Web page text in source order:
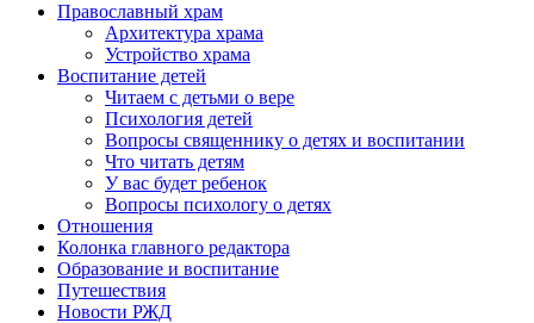
Православный храм
Архитектура храма
Устройство храма
Воспитание детей
Читаем с детьми о вере
Психология детей
Вопросы священнику о детях и воспитании
Что читать детям
У вас будет ребенок
Вопросы психологу о детях
Отношения
Колонка главного редактора
Образование и воспитание
Путешествия
Новости РЖД